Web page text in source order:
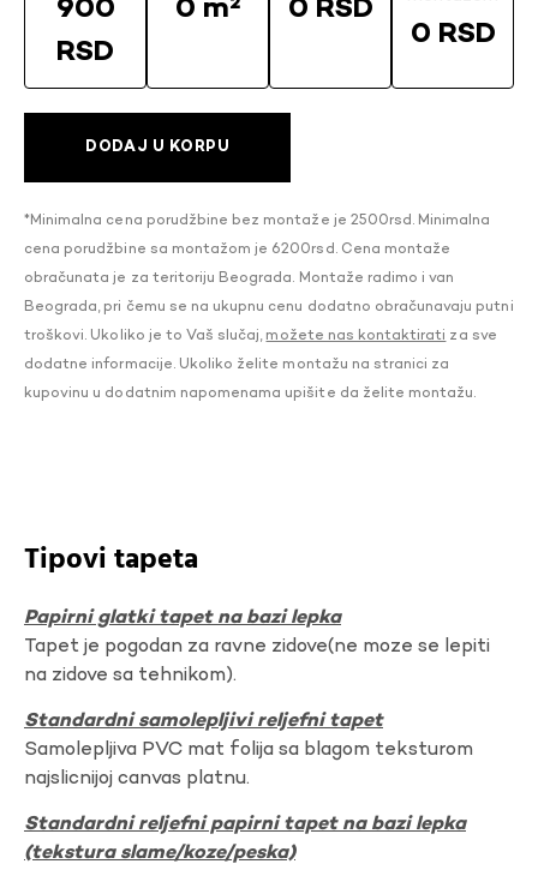
900
RSD
0 m² 0 RSD
0 RSD
DODAJ U KORPU
*Minimalna cena porudžbine bez montaže je 2500rsd. Minimalna
cena porudžbine sa montažom je 6200rsd. Cena montaže
obračunata je za teritoriju Beograda. Montaže radimo i van
Beograda, pri čemu se na ukupnu cenu dodatno obračunavaju putni
troškovi. Ukoliko je to Vaš slučaj, možete nas kontaktirati za sve
dodatne informacije. Ukoliko želite montažu na stranici za
kupovinu u dodatnim napomenama upišite da želite montažu.
Tipovi tapeta
Papirni glatki tapet na bazi lepka
Tapet je pogodan za ravne zidove(ne moze se lepiti
na zidove sa tehnikom).
Standardni samolepljivi reljefni tapet
Samolepljiva PVC mat folija sa blagom teksturom
najslicnijoj canvas platnu.
Standardni reljefni papirni tapet na bazi lepka
(tekstura slame/koze/peska)